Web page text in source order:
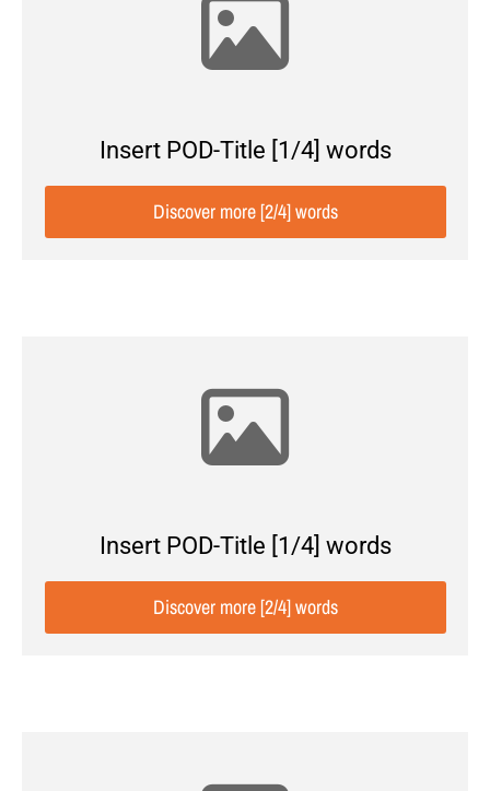
Insert POD-Title [1/4] words
Discover more [2/4] words
Insert POD-Title [1/4] words
Discover more [2/4] words